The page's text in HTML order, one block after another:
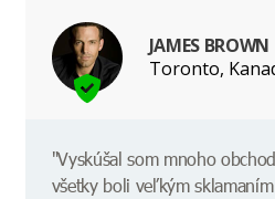
JAMES BROWN
Toronto,
"Vyskúšal som mnoho
všetky boli veľkým